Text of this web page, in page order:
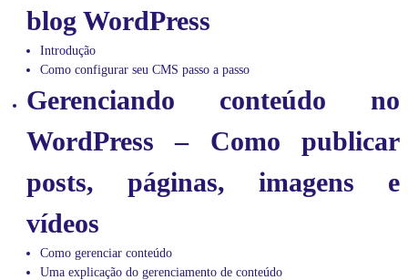
n
f
i
r
t
m
o
s
blog WordPress
Introdução
Como configurar seu CMS passo a passo
Gerenciando conteúdo no
WordPress – Como publicar
posts, páginas, imagens e
vídeos
Como gerenciar conteúdo
Uma explicação do gerenciamento de conteúdo